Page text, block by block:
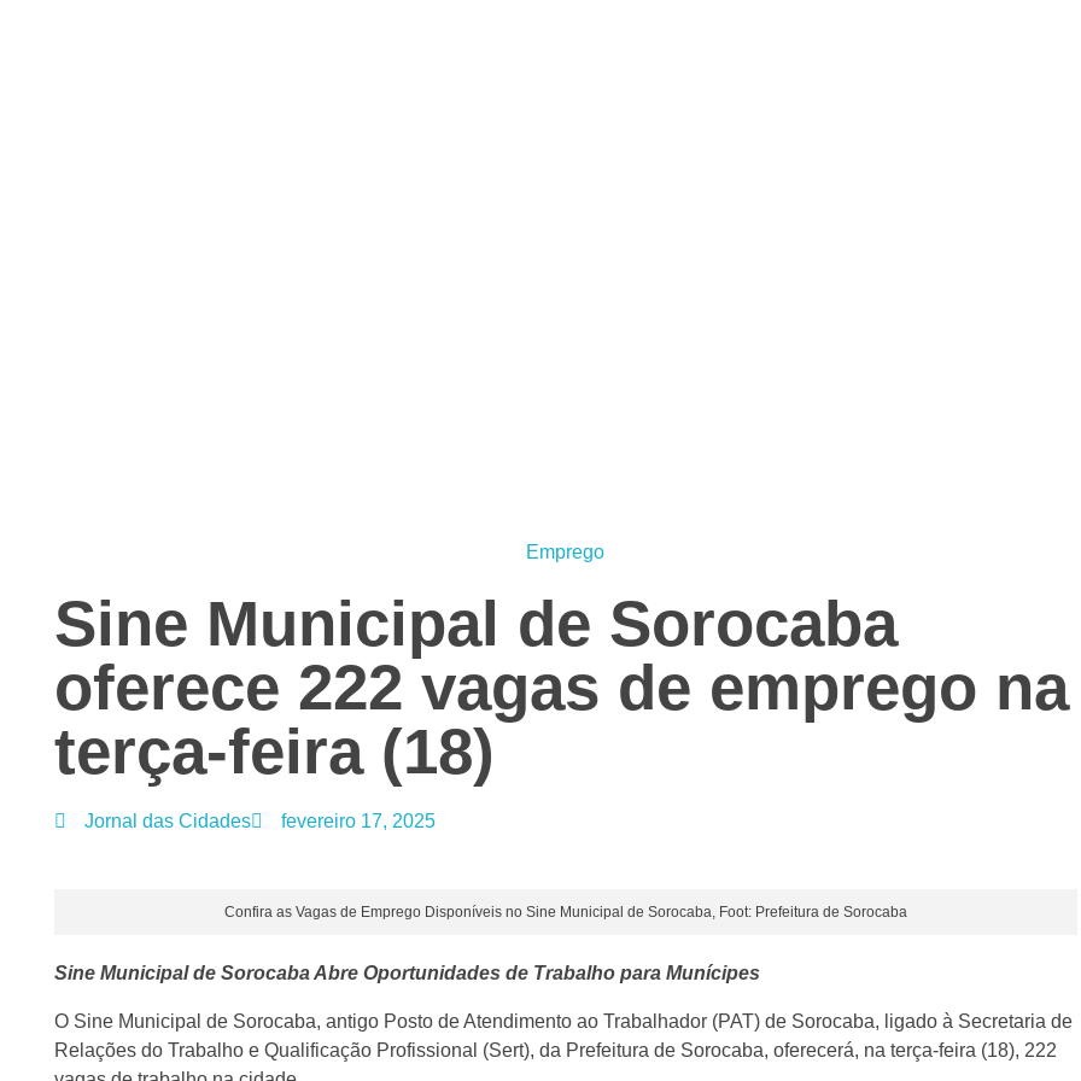
Emprego
Sine Municipal de Sorocaba
oferece 222 vagas de emprego na
terça-feira (18)
Jornal das Cidades fevereiro 17, 2025
Confira as Vagas de Emprego Disponíveis no Sine Municipal de Sorocaba, Foot: Prefeitura de Sorocaba
Sine Municipal de Sorocaba Abre Oportunidades de Trabalho para Munícipes
O Sine Municipal de Sorocaba, antigo Posto de Atendimento ao Trabalhador (PAT) de Sorocaba, ligado à Secretaria de
Relações do Trabalho e Qualificação Profissional (Sert), da Prefeitura de Sorocaba, oferecerá, na terça-feira (18), 222